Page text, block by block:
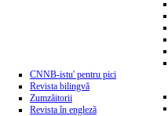
CNNB-istu' pentru pici
Revista bilingvă
Zumzăitorii
Revista în engleză